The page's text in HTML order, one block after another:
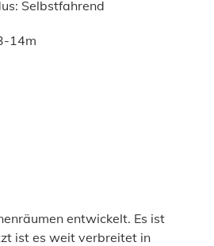
Selbstfahrend
14m
entwickelt. Es ist
ist es weit verbreitet in